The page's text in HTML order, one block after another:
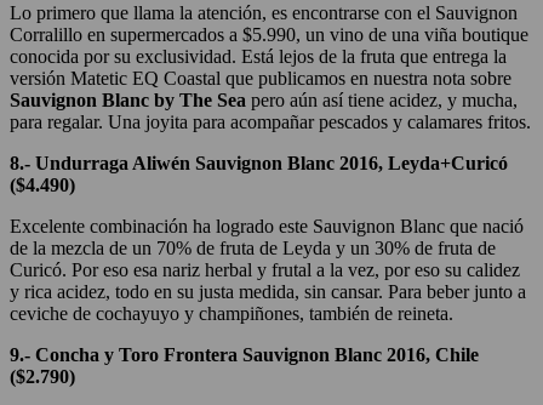
Lo primero que llama la atención, es encontrarse con el Sauvignon
Corralillo en supermercados a $5.990, un vino de una viña boutique
conocida por su exclusividad. Está lejos de la fruta que entrega la
versión Matetic EQ Coastal que publicamos en nuestra nota sobre
Sauvignon Blanc by The Sea pero aún así tiene acidez, y mucha,
para regalar. Una joyita para acompañar pescados y calamares fritos.
8.- Undurraga Aliwén Sauvignon Blanc 2016, Leyda+Curicó
($4.490)
Excelente combinación ha logrado este Sauvignon Blanc que nació
de la mezcla de un 70% de fruta de Leyda y un 30% de fruta de
Curicó. Por eso esa nariz herbal y frutal a la vez, por eso su calidez
y rica acidez, todo en su justa medida, sin cansar. Para beber junto a
ceviche de cochayuyo y champiñones, también de reineta.
9.- Concha y Toro Frontera Sauvignon Blanc 2016, Chile
($2.790)